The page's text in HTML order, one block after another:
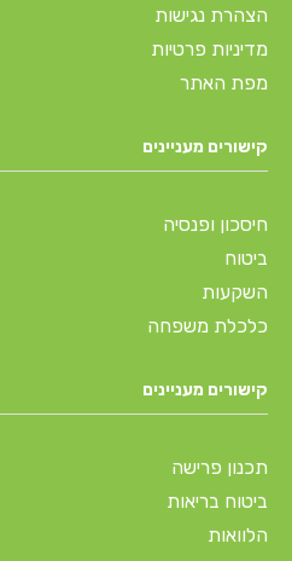
הצהרת נגישות
מדיניות פרטיות
מפת האתר
קישורים מעניינים
חיסכון ופנסיה
ביטוח
השקעות
כלכלת משפחה
קישורים מעניינים
תכנון פרישה
ביטוח בריאות
הלוואות